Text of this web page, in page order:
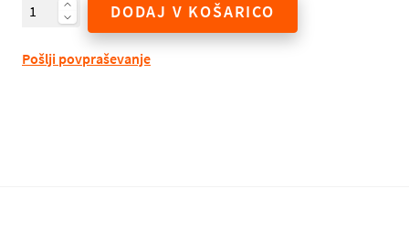
DODAJ V KOŠARICO
Pošlji povpraševanje